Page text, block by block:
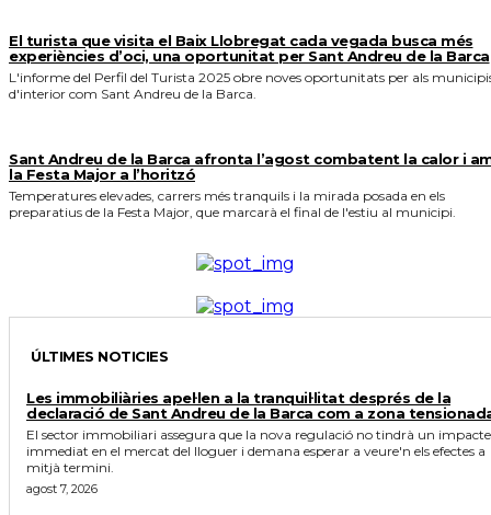
El turista que visita el Baix Llobregat cada vegada busca més
experiències d’oci, una oportunitat per Sant Andreu de la Barca
L'informe del Perfil del Turista 2025 obre noves oportunitats per als
d'interior com Sant Andreu de la Barca.
Sant Andreu de la Barca afronta l’agost combatent la calor i
la Festa Major a l’horitzó
Temperatures elevades, carrers més tranquils i la mirada posada en els
preparatius de la Festa Major, que marcarà el final de l'estiu al municipi.
ÚLTIMES NOTICIES
Les immobiliàries apel·len a la tranquil·litat després de la
declaració de Sant Andreu de la Barca com a zona
El sector immobiliari assegura que la nova regulació no tindrà un impacte
immediat en el mercat del lloguer i demana esperar a veure'n els efectes a
mitjà termini.
agost 7, 2026